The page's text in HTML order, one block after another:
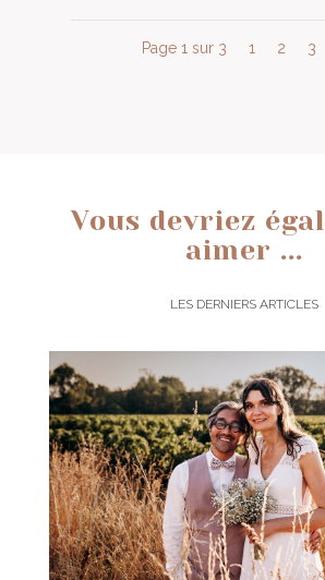
Page 1 sur 3 1 2 3
Vous devriez
aimer ...
LES DERNIERS ARTICLES